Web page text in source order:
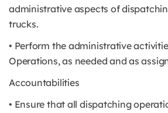
administrative aspects of
trucks.
• Perform the administrative
Operations, as needed and as
Accountabilities
• Ensure that all dispatching